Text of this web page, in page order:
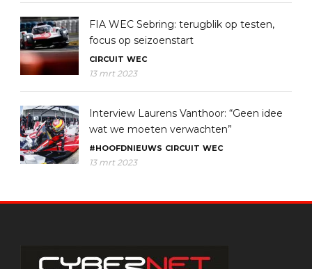
FIA WEC Sebring: terugblik op testen,
focus op seizoenstart
CIRCUIT WEC
13 mrt 2023
Interview Laurens Vanthoor: “Geen idee
wat we moeten verwachten”
#HOOFDNIEUWS CIRCUIT WEC
13 mrt 2023